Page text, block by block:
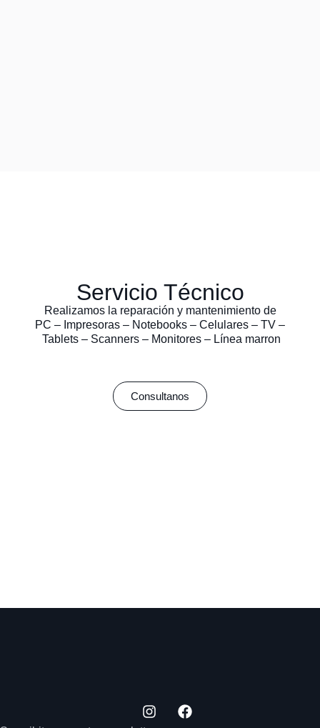
Servicio Técnico
Realizamos la reparación y mantenimiento de
PC – Impresoras – Notebooks – Celulares – TV –
Tablets – Scanners – Monitores – Línea marron
Consultanos